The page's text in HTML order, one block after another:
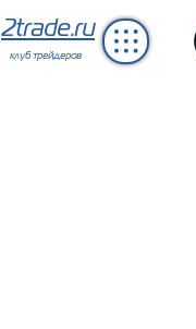
2trade.ru
клуб трейдеров